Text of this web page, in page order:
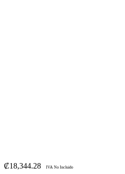
₡18,344.28 IVA No Incluido